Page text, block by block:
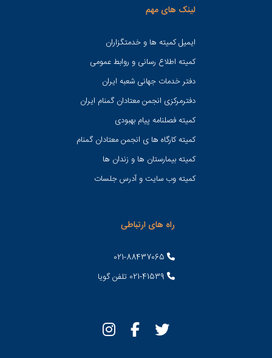
لینک های مهم
ایمیل کمیته ها و خدمتگزاران
کميته اطلاع رسانی و روابط عمومی
دفتر خدمات جهانی شعبه ايران
دفترمرکزی انجمن معتادان گمنام ایران
کمیته فصلنامه پیام بهبودی
کمیته کارگاه ها ی انجمن معتادان گمنام
کمیته بیمارستان ها و زندان ها
کمیته وب سایت و آدرس جلسات
راه های ارتباطی